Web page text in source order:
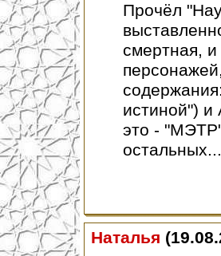
Прочёл
смертная,
истиной")
это - "МЭТР"
остальных...
Наталья